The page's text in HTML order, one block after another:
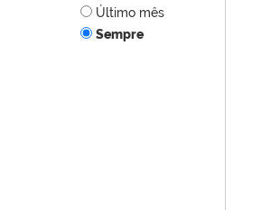
Último mês
Sempre